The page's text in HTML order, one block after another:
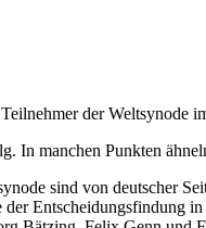
der Weltsynode
In manchen Punkten
sind von deutscher
Entscheidungsfindung